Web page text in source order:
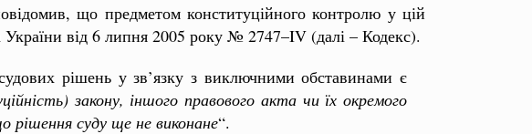
що предметом конституційного контролю у цій
України від 6 липня 2005 року № 2747–IV (далі – Кодекс).
рішень у зв’язку з виключними обставинами є
закону, іншого правового акта чи їх окремого
рішення суду ще не виконане“.